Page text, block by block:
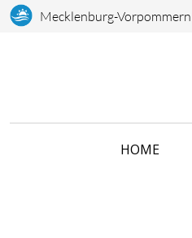
Mecklenburg-Vorpommern
HOME